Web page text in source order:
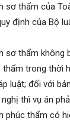
sơ thẩm của
định của Bộ
sơ thẩm không
trong thời
luật; đối với
thì vụ án
phúc thẩm có